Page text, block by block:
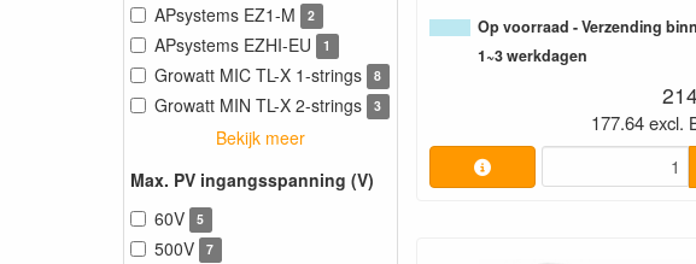
APsystems EZ1-M 2
APsystems EZHI-EU 1
Growatt MIC TL-X 1-strings 8
Growatt MIN TL-X 2-strings 3
Bekijk meer
Max. PV ingangsspanning (V)
60V
5
500V 7
Op voorraad - Verzending
1~3 werkdagen
177.64 excl.